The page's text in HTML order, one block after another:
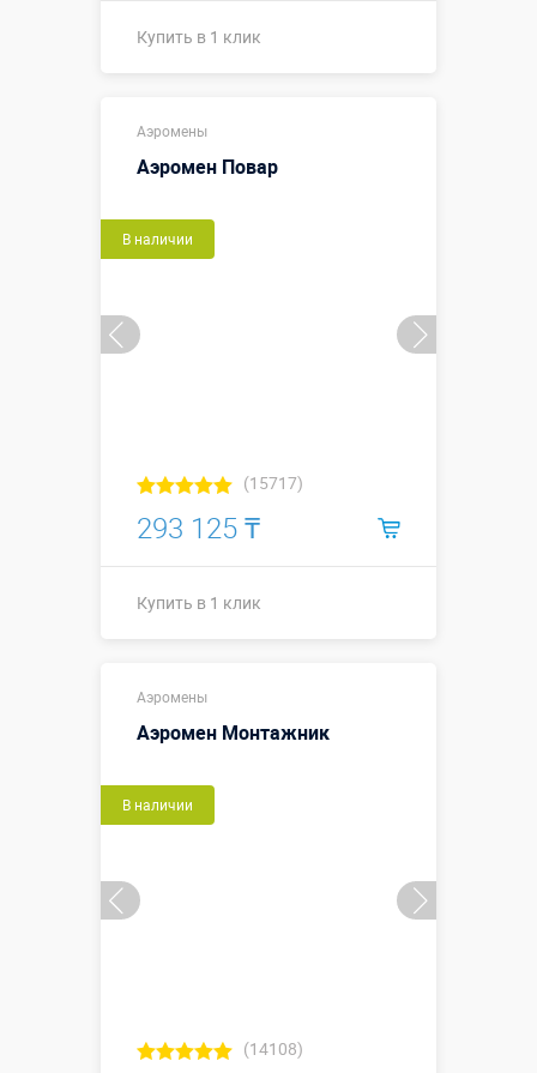
Купить в 1 клик
Аэромены
Аэромен Повар
В наличии
(15717)
293 125 ₸
Купить в 1 клик
Аэромены
Аэромен Монтажник
В наличии
(14108)